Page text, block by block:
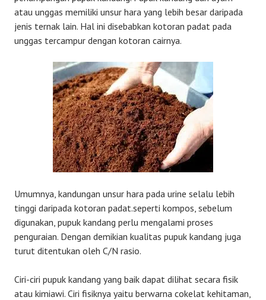
atau unggas memiliki unsur hara yang lebih besar daripada
jenis ternak lain. Hal ini disebabkan kotoran padat pada
unggas tercampur dengan kotoran cairnya.
Umumnya, kandungan unsur hara pada urine selalu lebih
tinggi daripada kotoran padat.seperti kompos, sebelum
digunakan, pupuk kandang perlu mengalami proses
penguraian. Dengan demikian kualitas pupuk kandang juga
turut ditentukan oleh C/N rasio.
Ciri-ciri pupuk kandang yang baik dapat dilihat secara fisik
atau kimiawi. Ciri fisiknya yaitu berwarna cokelat kehitaman,